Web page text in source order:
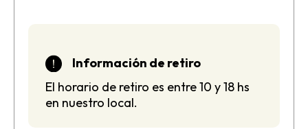
Información de retiro
El horario de retiro es entre 10 y 18 hs
en nuestro local.